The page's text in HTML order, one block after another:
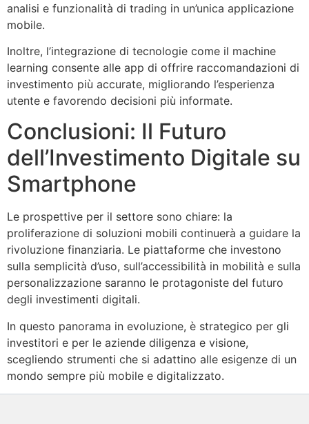
analisi e funzionalità di trading in un’unica applicazione
mobile.
Inoltre, l’integrazione di tecnologie come il machine
learning consente alle app di offrire raccomandazioni di
investimento più accurate, migliorando l’esperienza
utente e favorendo decisioni più informate.
Conclusioni: Il Futuro
dell’Investimento Digitale su
Smartphone
Le prospettive per il settore sono chiare: la
proliferazione di soluzioni mobili continuerà a guidare la
rivoluzione finanziaria. Le piattaforme che investono
sulla semplicità d’uso, sull’accessibilità in mobilità e sulla
personalizzazione saranno le protagoniste del futuro
degli investimenti digitali.
In questo panorama in evoluzione, è strategico per gli
investitori e per le aziende diligenza e visione,
scegliendo strumenti che si adattino alle esigenze di un
mondo sempre più mobile e digitalizzato.